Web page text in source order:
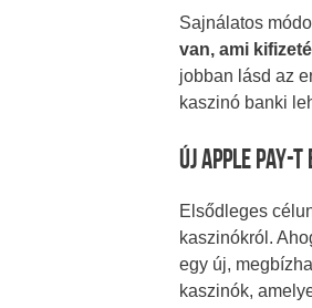
Sajnálatos
van, ami
jobban lásd az
kaszinó banki
Új Apple Pay-
Elsődleges
kaszinókról.
egy új,
kaszinók,